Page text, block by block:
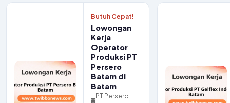
Butuh Cepat!
Lowongan
Kerja
Operator
Produksi PT
Persero
Batam di
Batam
PT Persero